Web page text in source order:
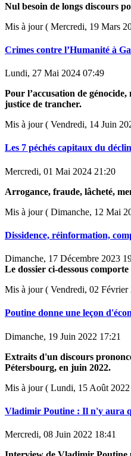
Nul besoin de longs discours
Mis à jour ( Mercredi, 19 Mars
Crimes contre l’Humanité à
Lundi, 27 Mai 2024 07:49
Pour l’accusation de
justice de trancher.
Mis à jour ( Vendredi, 14 Juin
Les 7 péchés capitaux du
Mercredi, 01 Mai 2024 21:20
Arrogance, fraude, lâcheté,
Mis à jour ( Dimanche, 12 Mai
Dissidence, réinformation,
Dimanche, 17 Décembre 2023
Le dossier ci-dessous
Mis à jour ( Vendredi, 02 Février
Poutine donne une leçon
Dimanche, 19 Juin 2022 17:21
Extraits d'un discours
Pétersbourg, en juin 2022.
Mis à jour ( Lundi, 15 Août
Vladimir Poutine : Il n'y aura
Mercredi, 08 Juin 2022 18:41